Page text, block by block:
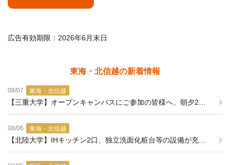
広告有効期限：2026年6月末日
東海・北信越の新着情報
08/07 東海・北信越
08/06 東海・北信越